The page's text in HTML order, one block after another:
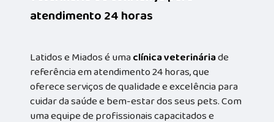
atendimento 24 horas
Latidos e Miados é umaclínica veterináriade
referência em atendimento 24 horas, que
oferece serviços de qualidade e excelência para
cuidar da saúde e bem-estar dos seus pets. Com
uma equipe de profissionais capacitados e